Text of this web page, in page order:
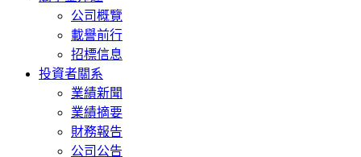
公司概覽
載譽前行
招標信息
投資者關系
業績新聞
業績摘要
財務報告
公司公告